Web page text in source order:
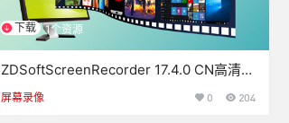
下载 1个资源
ZDSoftScreenRecorder 17.4.0 CN高清视
频录制中文绿色免装版
屏幕录像 0 204